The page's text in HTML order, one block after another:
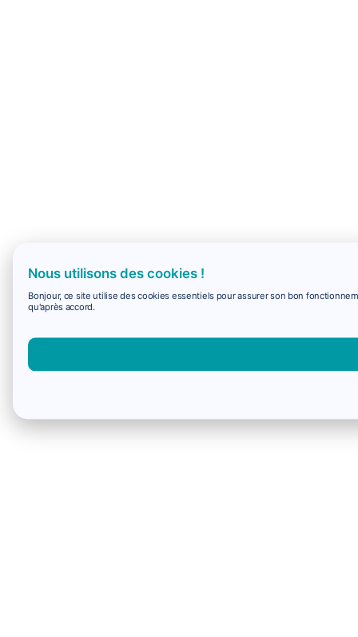
Nous utilisons des cookies !
Bonjour, ce site utilise des cookies essentiels pour assurer son bon
qu'après accord.